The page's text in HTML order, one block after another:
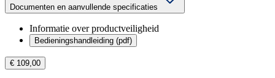
Documenten en aanvullende specificaties
Informatie over productveiligheid
Bedieningshandleiding (pdf)
€ 109,00